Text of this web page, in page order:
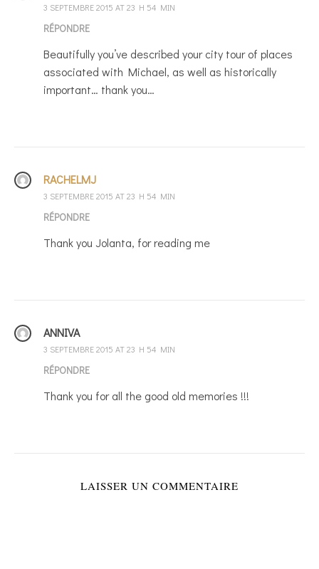
3 SEPTEMBRE 2015 AT 23 H 54 MIN
RÉPONDRE
Beautifully you’ve described your city tour of places
associated with Michael, as well as historically
important… thank you…
RACHELMJ
3 SEPTEMBRE 2015 AT 23 H 54 MIN
RÉPONDRE
Thank you Jolanta, for reading me
ANNIVA
3 SEPTEMBRE 2015 AT 23 H 54 MIN
RÉPONDRE
Thank you for all the good old memories !!!
LAISSER UN COMMENTAIRE